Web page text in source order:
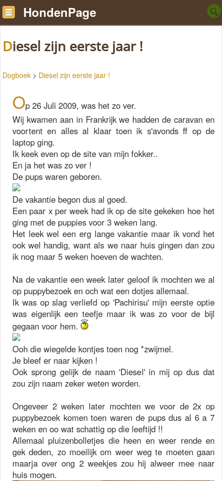
HondenPage
Diesel zijn eerste jaar !
Dogboek > Diesel zijn eerste jaar !
Op 26 Juli 2009, was het zo ver.
Wij kwamen aan in Frankrijk we hadden de caravan en
voortent en alles al klaar toen ik s'avonds ff op de
laptop ging.
Ik keek even op de site van mijn fokker..
En ja het was zo ver !
De pups waren geboren.
De vakantie begon dus al goed.
Een paar x per week had ik op de site gekeken hoe het
ging met de puppies voor 3 weken lang.
Het leek wel een erg lange vakantie maar ik vond het
ook wel handig, want als we naar huis gingen dan zou
ik nog maar 5 weken hoeven de wachten.
Na de vakantie een week later geloof ik mochten we al
op puppybezoek en och wat een dotjes allemaal.
Ik was op slag verliefd op 'Pachirisu' mijn eerste optie
was eigenlijk een teefje maar ik was zo voor de bijl
gegaan voor hem.
Ooh die wiegelde kontjes toen nog *zwijmel.
Je bleef er naar kijken !
Ook sprong gelijk de naam 'Diesel' in mij op dus dat
zou zijn naam zeker weten worden.
Ongeveer 2 weken later mochten we voor de 2x op
puppybezoek komen toen waren de pups dus al 6 a 7
weken en oo wat schattig op die leeftijd !!
Allemaal pluizenbolletjes die heen en weer rende en
gek deden, zo moeilijk om weer weg te moeten gaan
maarja over ong 2 weekjes zou hij alweer mee naar
huis mogen.